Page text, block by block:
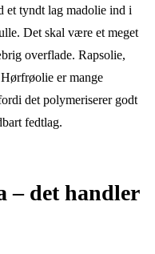
et tyndt lag madolie ind i
Det skal være et meget
overflade. Rapsolie,
er mange
det polymeriserer godt
fedtlag.
– det handler